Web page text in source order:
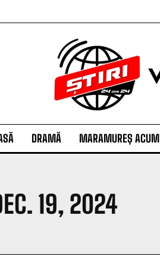
DRAMĂ MARAMUREȘ ACUM
19, 2024